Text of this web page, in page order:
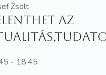
Zsolt
az
- 18:45